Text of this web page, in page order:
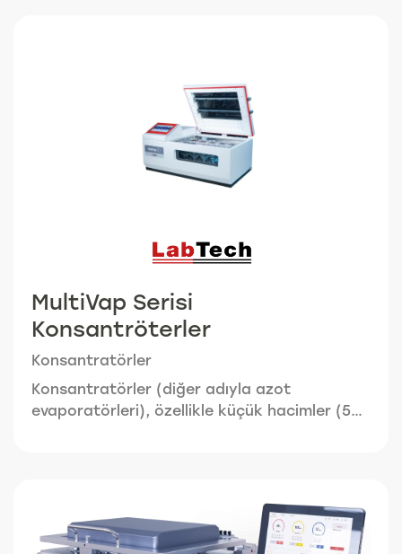
MultiVap Serisi
Konsantröterler
Konsantratörler
Konsantratörler (diğer adıyla azot
evaporatörleri), özellikle küçük hacimler (50